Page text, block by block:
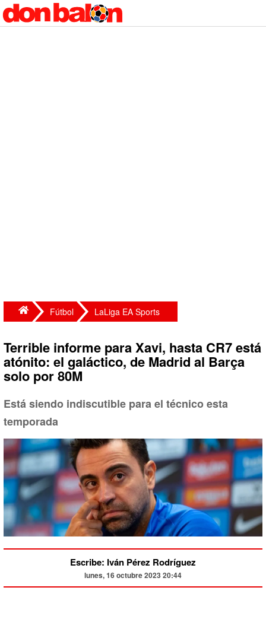
Fútbol LaLiga EA Sports
Terrible informe para Xavi, hasta CR7 está
atónito: el galáctico, de Madrid al Barça
solo por 80M
Está siendo indiscutible para el técnico esta
temporada
Escribe: Iván Pérez Rodríguez
lunes, 16 octubre 2023 20:44